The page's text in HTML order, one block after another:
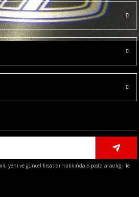
veya görüntülenemiyor.
bilgiler bulunuyor.
bulunuyor.
daha pahalı.
alternatifler olmalı.
Gönder
yeni ve güncel fırsatlar hakkında e-posta aracılığı ile